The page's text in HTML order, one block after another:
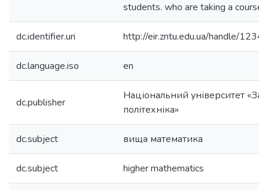
students. who are taking a course
dc.identifier.uri http://eir.zntu.edu.ua/handle/
dc.language.iso en
dc.publisher
Національний університет
політехніка»
dc.subject вища математика
dc.subject higher mathematics